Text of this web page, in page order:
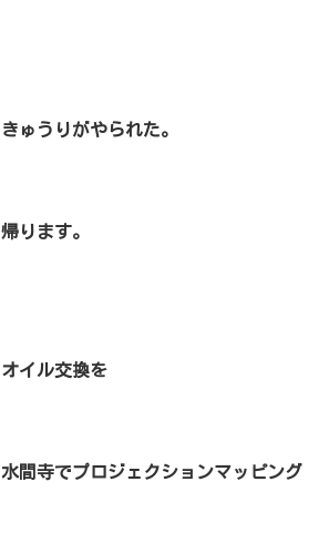
きゅうりがやられた。
帰ります。
オイル交換を
水間寺でプロジェクションマッピング